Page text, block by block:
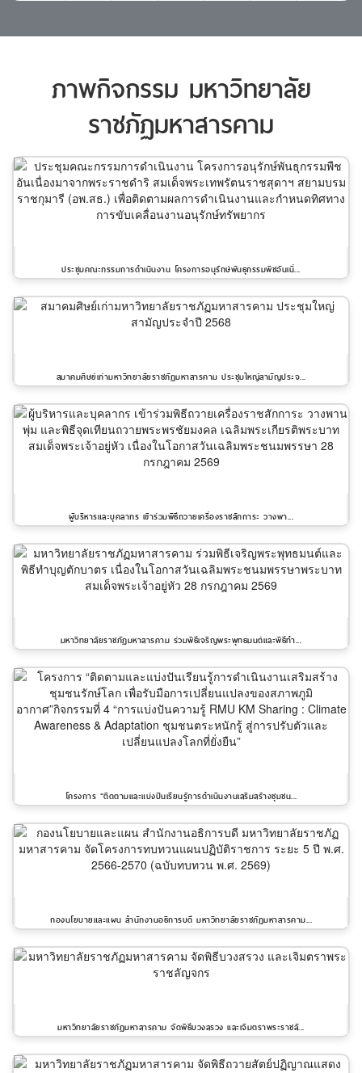
ภาพกิจกรรม มหาวิทยาลัย
ราชภัฏมหาสารคาม
ประชุมคณะกรรมการดำเนินงาน โครงการอนุรักษ์พันธุกรรมพืชอันเนื่...
สมาคมศิษย์เก่ามหาวิทยาลัยราชภัฏมหาสารคาม ประชุมใหญ่สามัญประจ...
ผู้บริหารและบุคลากร เข้าร่วมพิธีถวายเครื่องราชสักการะ วางพา...
มหาวิทยาลัยราชภัฏมหาสารคาม ร่วมพิธีเจริญพระพุทธมนต์และพิธีทำ...
โครงการ “ติดตามและแบ่งปันเรียนรู้การดำเนินงานเสริมสร้างชุมชน...
กองนโยบายและแผน สำนักงานอธิการบดี มหาวิทยาลัยราชภัฏมหาสารคาม...
มหาวิทยาลัยราชภัฏมหาสารคาม จัดพิธีบวงสรวง และเจิมตราพระราชลั...